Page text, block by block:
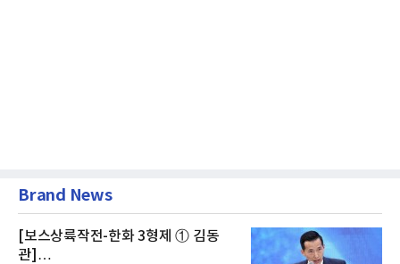
Brand News
[보스상륙작전-한화 3형제 ① 김동
관]